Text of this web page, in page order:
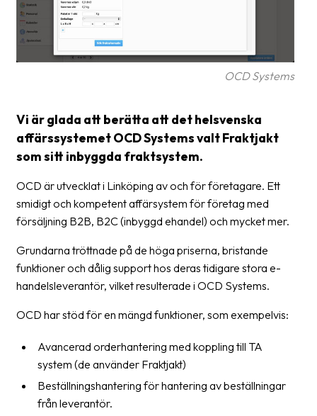
Manualer
Nedladdningar
Om
företaget
Om
Fraktjakt
Medarbetare
Jobb
&
Nyhetsarkiv
Kontakta
oss
OCD Systems
Vi är glada att berätta att det helsvenska
affärssystemet OCD Systems valt Fraktjakt
som sitt inbyggda fraktsystem.
OCD är utvecklat i Linköping av och för företagare. Ett
smidigt och kompetent affärsystem för företag med
försäljning B2B, B2C (inbyggd ehandel) och mycket mer.
Grundarna tröttnade på de höga priserna, bristande
funktioner och dålig support hos deras tidigare stora e-
handelsleverantör, vilket resulterade i OCD Systems.
OCD har stöd för en mängd funktioner, som exempelvis:
Avancerad orderhantering med koppling till TA
system (de använder Fraktjakt)
Beställningshantering för hantering av beställningar
från leverantör.